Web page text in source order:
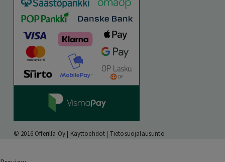
© 2016 Offerilla Oy | Käyttöehdot | Tietosuojalausunto